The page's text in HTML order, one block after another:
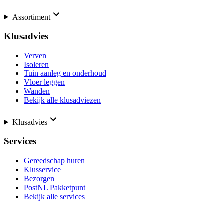
Assortiment
Klusadvies
Verven
Isoleren
Tuin aanleg en onderhoud
Vloer leggen
Wanden
Bekijk alle klusadviezen
Klusadvies
Services
Gereedschap huren
Klusservice
Bezorgen
PostNL Pakketpunt
Bekijk alle services